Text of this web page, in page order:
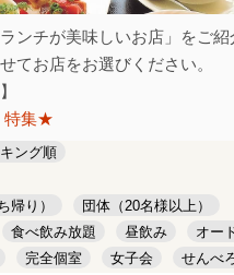
ンチが美味しいお店」をご
てお店をお選びください。
特集★
ング順
帰り）
団体（20名様以上）
食べ飲み放題 昼飲み
オー
完全個室 女子会
せんべ